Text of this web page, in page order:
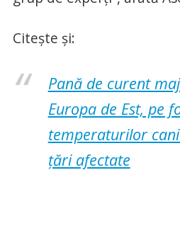
Citește și:
Pană de curent
Europa de Est, pe
temperaturilor
țări afectate